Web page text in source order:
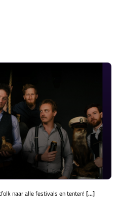
naar alle festivals en tenten! [...]